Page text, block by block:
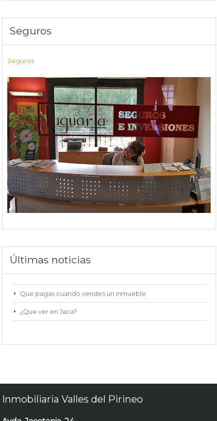
Seguros
Seguros
Últimas noticias
Que pagas cuando vendes un inmueble.
¿Que ver en Jaca?
Inmobiliaria Valles del Pirineo